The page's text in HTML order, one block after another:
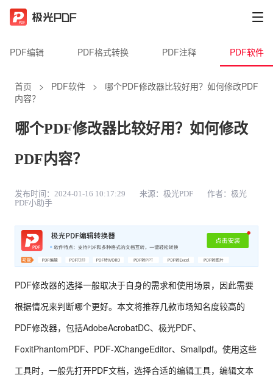
PDF编辑 PDF格式转换 PDF注释 PDF软件
首页 > PDF软件 >
哪个PDF修改器比较好用？如何修改PDF
内容？
哪个PDF修改器比较好用？如何修改
PDF内容？
发布时间：2024-01-16 10:17:29 来源：极光PDF
作者：极光
PDF小助手
PDF修改器的选择一般取决于自身的需求和使用场景，因此需要
根据情况来判断哪个更好。本文将推荐几款市场知名度较高的
PDF修改器，包括AdobeAcrobatDC、极光PDF、
FoxitPhantomPDF、PDF-XChangeEditor、Smallpdf。使用这些
工具时，一般先打开PDF文档，选择合适的编辑工具，编辑文本